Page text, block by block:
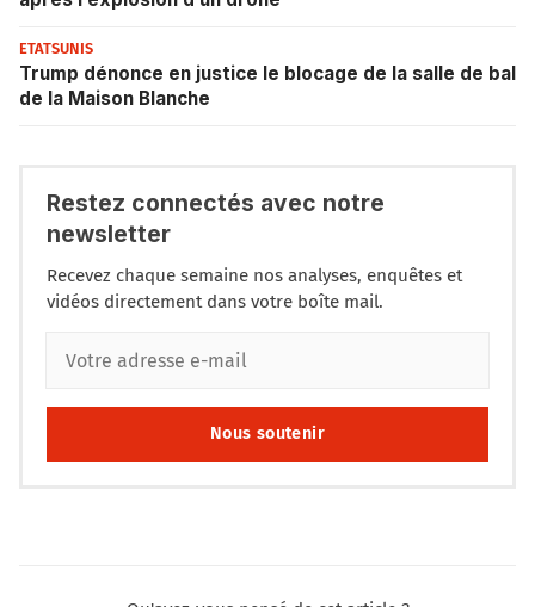
ETATSUNIS
Trump dénonce en justice le blocage de la salle de bal
de la Maison Blanche
Restez connectés avec notre
newsletter
Recevez chaque semaine nos analyses, enquêtes et
vidéos directement dans votre boîte mail.
Nous soutenir